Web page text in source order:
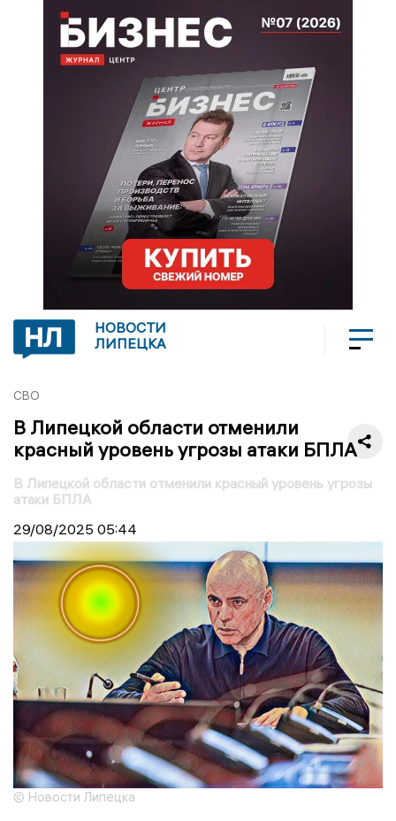
НОВОСТИ
ЛИПЕЦКА
СВО
В Липецкой области отменили
красный уровень угрозы атаки БПЛА
В Липецкой области отменили красный уровень угрозы
атаки БПЛА
29/08/2025 05:44
© Новости Липецка